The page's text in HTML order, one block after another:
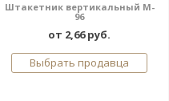
Штакетник вертикальный M-
96
от 2,66 руб.
Выбрать продавца